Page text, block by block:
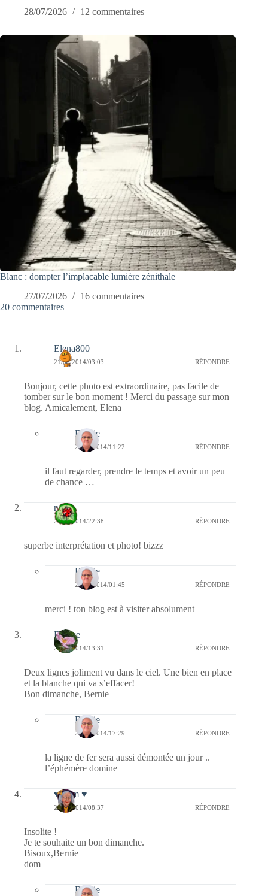
28/07/2026 12 commentaires
Blanc : dompter l’implacable lumière zénithale
27/07/2026
16 commentaires
20 commentaires
Elena800
21/07/2014/03:03 RÉPONDRE
Bonjour, cette photo est extraordinaire, pas facile de
tomber sur le bon moment ! Merci du passage sur mon
blog. Amicalement, Elena
Bernie
21/07/2014/11:22 RÉPONDRE
il faut regarder, prendre le temps et avoir un peu
de chance …
nessa
20/07/2014/22:38 RÉPONDRE
superbe interprétation et photo! bizzz
Bernie
21/07/2014/01:45 RÉPONDRE
merci ! ton blog est à visiter absolument
Denise
20/07/2014/13:31 RÉPONDRE
Deux lignes joliment vu dans le ciel. Une bien en place
et la blanche qui va s’effacer!
Bon dimanche, Bernie
Bernie
20/07/2014/17:29 RÉPONDRE
la ligne de fer sera aussi démontée un jour ..
l’éphémère domine
♥ dom ♥
20/07/2014/08:37 RÉPONDRE
Insolite !
Je te souhaite un bon dimanche.
Bisoux,Bernie
dom
Bernie